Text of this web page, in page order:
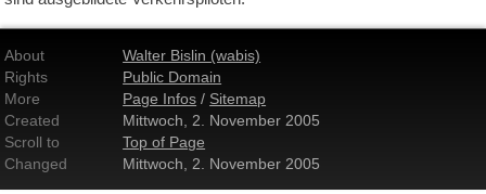
About
Walter Bislin (wabis)
Rights
Public Domain
More
Page Infos / Sitemap
Created
Mittwoch, 2. November 2005
Scroll to
Top of Page
Changed
Mittwoch, 2. November 2005